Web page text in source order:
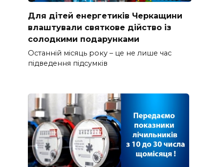
Для дітей енергетиків Черкащини
влаштували святкове дійство із
солодкими подарунками
Останній місяць року – це не лише час
підведення підсумків